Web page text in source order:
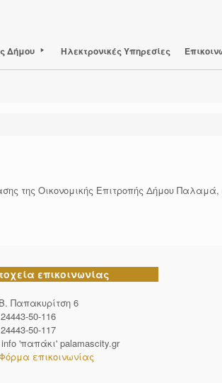
Δήμου Ηλεκτρονικές Υπηρεσίες
της Οικονομικής Επιτροπής Δήμου
επικοινωνίας
Β. Παπακυρίτση 6
24443-50-116
24443-50-117
info 'παπάκι' palamascity.gr
Φόρμα επικοινωνίας